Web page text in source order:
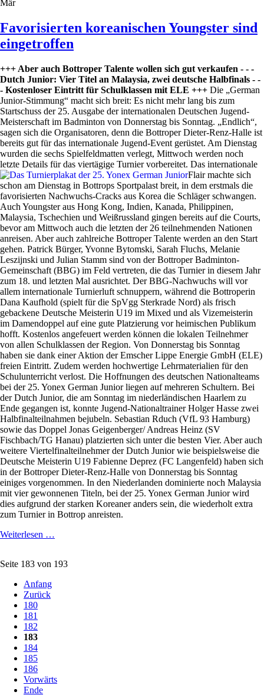
Mär
Favorisierten koreanischen Youngster sind
eingetroffen
+++ Aber auch Bottroper Talente wollen sich gut verkaufen - - -
Dutch Junior: Vier Titel an Malaysia, zwei deutsche Halbfinals - -
- Kostenloser Eintritt für Schulklassen mit ELE +++ Die „German
Junior-Stimmung“ macht sich breit: Es nicht mehr lang bis zum
Startschuss der 25. Ausgabe der internationalen Deutschen Jugend-
Meisterschaft im Badminton von Donnerstag bis Sonntag. „Endlich“,
sagen sich die Organisatoren, denn die Bottroper Dieter-Renz-Halle ist
bereits gut für das internationale Jugend-Event gerüstet. Am Dienstag
wurden die sechs Spielfeldmatten verlegt, Mittwoch werden noch
letzte Details für das viertägige Turnier vorbereitet. Das internationale
Flair machte sich
schon am Dienstag in Bottrops Sportpalast breit, in dem erstmals die
favorisierten Nachwuchs-Cracks aus Korea die Schläger schwangen.
Auch Youngster aus Hong Kong, Indien, Kanada, Philippinen,
Malaysia, Tschechien und Weißrussland gingen bereits auf die Courts,
bevor am Mittwoch auch die letzten der 26 teilnehmenden Nationen
anreisen. Aber auch zahlreiche Bottroper Talente werden an den Start
gehen. Patrick Bürger, Yvonne Bytomski, Sarah Fluchs, Melanie
Leszijnski und Julian Stamm sind von der Bottroper Badminton-
Gemeinschaft (BBG) im Feld vertreten, die das Turnier in diesem Jahr
zum 18. und letzten Mal ausrichtet. Der BBG-Nachwuchs will vor
allem internationale Turnierluft schnuppern, während die Bottroperin
Dana Kaufhold (spielt für die SpVgg Sterkrade Nord) als frisch
gebackene Deutsche Meisterin U19 im Mixed und als Vizemeisterin
im Damendoppel auf eine gute Platzierung vor heimischen Publikum
hofft. Kostenlos angefeuert werden können die lokalen Teilnehmer
von allen Schulklassen der Region. Von Donnerstag bis Sonntag
haben sie dank einer Aktion der Emscher Lippe Energie GmbH (ELE)
freien Eintritt. Zudem werden hochwertige Lehrmaterialien für den
Schulunterricht verlost. Die Hoffnungen des deutschen Nationalteams
bei der 25. Yonex German Junior liegen auf mehreren Schultern. Bei
der Dutch Junior, die am Sonntag im niederländischen Haarlem zu
Ende gegangen ist, konnte Jugend-Nationaltrainer Holger Hasse zwei
Halbfinalteilnahmen bejubeln. Sebastian Rduch (VfL 93 Hamburg)
sowie das Doppel Jonas Geigenberger/ Andreas Heinz (SV
Fischbach/TG Hanau) platzierten sich unter die besten Vier. Aber auch
weitere Viertelfinalteilnehmer der Dutch Junior wie beispielsweise die
Deutsche Meisterin U19 Fabienne Deprez (FC Langenfeld) haben sich
in der Bottroper Dieter-Renz-Halle von Donnerstag bis Sonntag
einiges vorgenommen. In den Niederlanden dominierte noch Malaysia
mit vier gewonnenen Titeln, bei der 25. Yonex German Junior wird
dies aufgrund der starken Koreaner anders sein, die wiederholt extra
zum Turnier in Bottrop anreisten.
Weiterlesen …
sind
Seite 183 von 193
Anfang
Zurück
180
181
182
183
184
185
186
Vorwärts
Ende